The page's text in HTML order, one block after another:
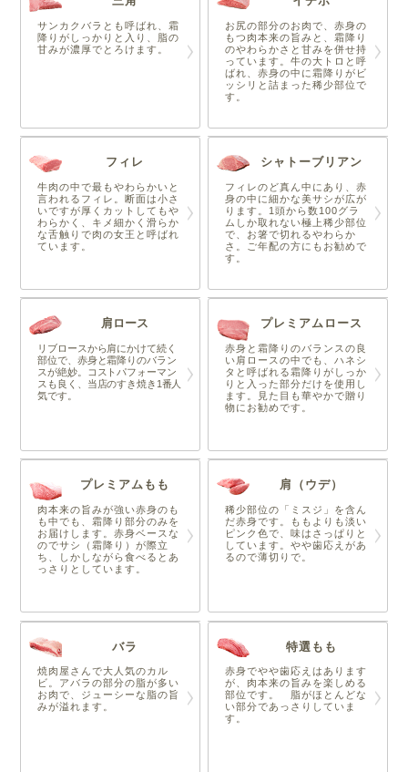
サンカクバラとも呼ばれ、霜
降りがしっかりと入り、脂の
甘みが濃厚でとろけます。
お尻の部分のお肉で、赤身の
もつ肉本来の旨みと、霜降り
のやわらかさと甘みを併せ持
っています。牛の大トロと呼
ばれ、赤身の中に霜降りがビ
ッシリと詰まった稀少部位で
す。
フィレ
牛肉の中で最もやわらかいと
言われるフィレ。断面は小さ
いですが厚くカットしてもや
わらかく、キメ細かく滑らか
な舌触りで肉の女王と呼ばれ
ています。
シャトーブリアン
フィレのど真ん中にあり、赤
身の中に細かな美サシが広が
ります。1頭から数100グラ
ムしか取れない極上稀少部位
で、お箸で切れるやわらか
さ。ご年配の方にもお勧めで
す。
肩ロース
リブロースから肩にかけて続く
部位で、赤身と霜降りのバラン
スが絶妙。コストパフォーマン
スも良く、当店のすき焼き1番人
気です。
プレミアムロース
赤身と霜降りのバランスの良
い肩ロースの中でも、ハネシ
タと呼ばれる霜降りがしっか
りと入った部分だけを使用し
ます。見た目も華やかで贈り
物にお勧めです。
プレミアムもも
肉本来の旨みが強い赤身のも
も中でも、霜降り部分のみを
お届けします。赤身ベースな
のでサシ（霜降り）が際立
ち、しかしながら食べるとあ
っさりとしています。
肩（ウデ）
稀少部位の「ミスジ」を含ん
だ赤身です。ももよりも淡い
ピンク色で、味はさっぱりと
しています。やや歯応えがあ
るので薄切りで。
バラ
焼肉屋さんで大人気のカル
ビ。アバラの部分の脂が多い
お肉で、ジューシーな脂の旨
みが溢れます。
特選もも
赤身でやや歯応えはあります
が、肉本来の旨みを楽しめる
部位です。 脂がほとんどな
い部分であっさりしていま
す。